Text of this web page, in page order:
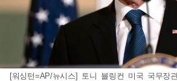
[워싱턴=AP/뉴시스] 토니 블링컨 미국 국무장